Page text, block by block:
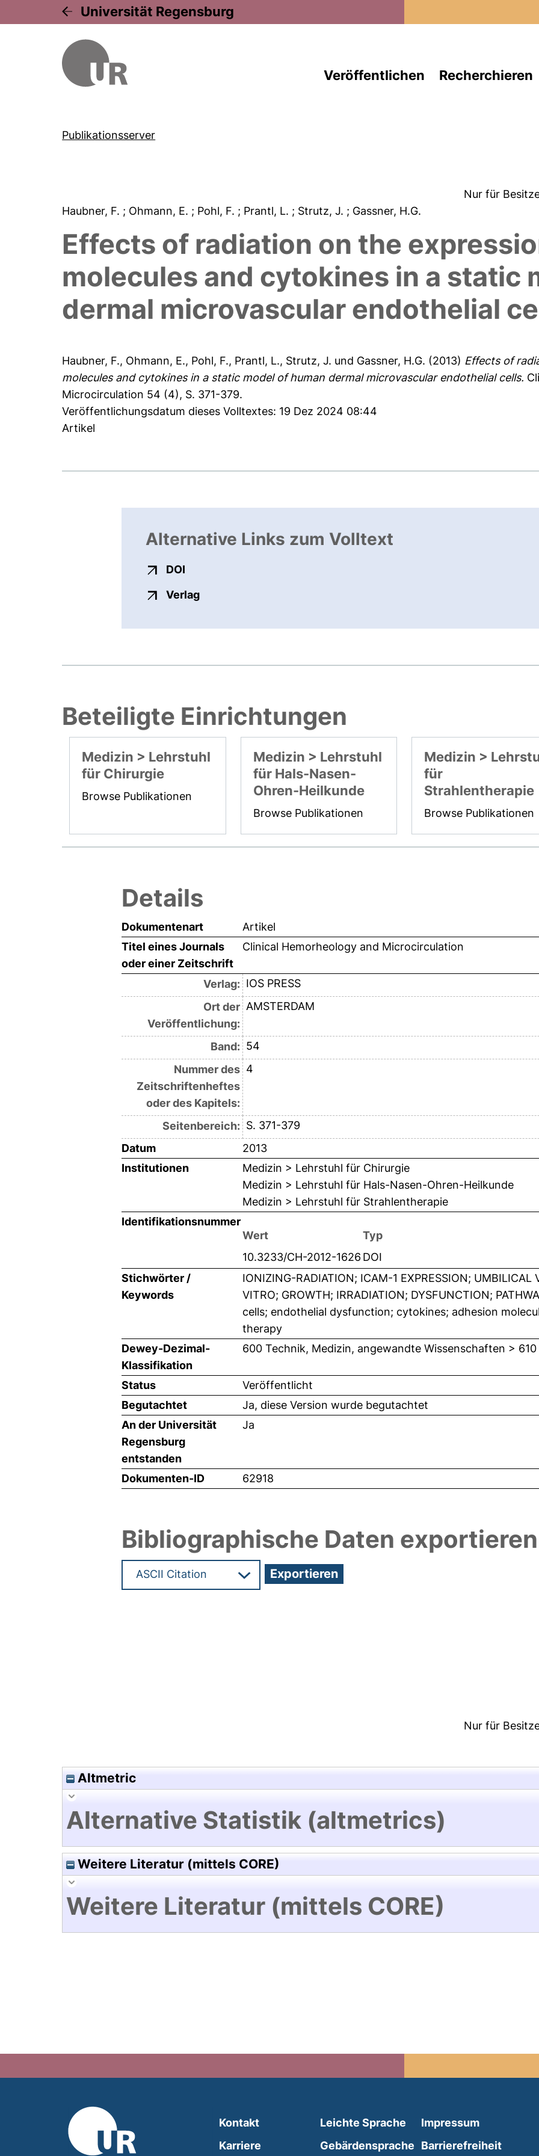
Universität Regensburg
Veröffentlichen Recherchieren
Publikationsserver
Nur für
Haubner, F. ; Ohmann, E. ; Pohl, F. ; Prantl, L. ; Strutz, J. ; Gassner, H.G.
Effects of radiation on the
molecules and cytokines in a static
dermal microvascular endothelial
Haubner, F., Ohmann, E., Pohl, F., Prantl, L., Strutz, J. und Gassner, H.G. (2013) Effects of
molecules and cytokines in a static model of human dermal microvascular endothelial cells.
Microcirculation 54 (4), S. 371-379.
Veröffentlichungsdatum dieses Volltextes: 19 Dez 2024 08:44
Artikel
Alternative Links zum Volltext
DOI
Verlagexterner Link, öffnet neues Fenster
Beteiligte Einrichtungen
Medizin > Lehrstuhl
für Chirurgie
Browse Publikationen
Medizin > Lehrstuhl
für Hals-Nasen-
Ohren-Heilkunde
Browse Publikationen
Medizin >
für
Strahlentherapie
Browse Publikationen
Details
Dokumentenart
Artikel
Titel eines Journals
oder einer Zeitschrift
Clinical Hemorheology and Microcirculation
Verlag: IOS PRESS
Ort der
Veröffentlichung:
AMSTERDAM
Band: 54
Nummer des
Zeitschriftenheftes
oder des Kapitels:
4
Seitenbereich: S. 371-379
Datum
2013
Institutionen
Medizin > Lehrstuhl für Chirurgie
Medizin > Lehrstuhl für Hals-Nasen-Ohren-Heilkunde
Medizin > Lehrstuhl für Strahlentherapie
Identifikationsnummer
Wert
Typ
10.3233/CH-2012-1626 DOI
Stichwörter /
Keywords
IONIZING-RADIATION; ICAM-1 EXPRESSION; UMBILICAL
VITRO; GROWTH; IRRADIATION; DYSFUNCTION;
cells; endothelial dysfunction; cytokines; adhesion
therapy
Dewey-Dezimal-
Klassifikation
600 Technik, Medizin, angewandte Wissenschaften >
Status
Veröffentlicht
Begutachtet
Ja, diese Version wurde begutachtet
An der Universität
Regensburg
entstanden
Ja
Dokumenten-ID 62918
Bibliographische Daten exportieren
Nur für
Altmetric
Alternative Statistik (altmetrics)
Weitere Literatur (mittels CORE)
Weitere Literatur (mittels CORE)
Kontakt
Karriere
Leichte Sprache (external link, opens in a
Gebärdensprache (external link, opens in
Impressum
Barrierefreiheit